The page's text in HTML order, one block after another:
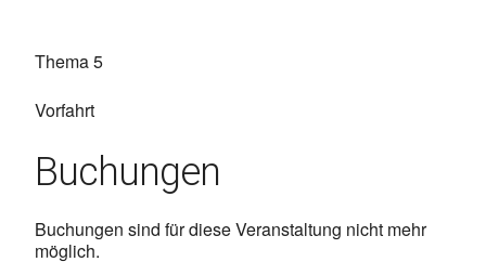
Thema 5
Vorfahrt
Buchungen
Buchungen sind für diese Veranstaltung nicht mehr
möglich.